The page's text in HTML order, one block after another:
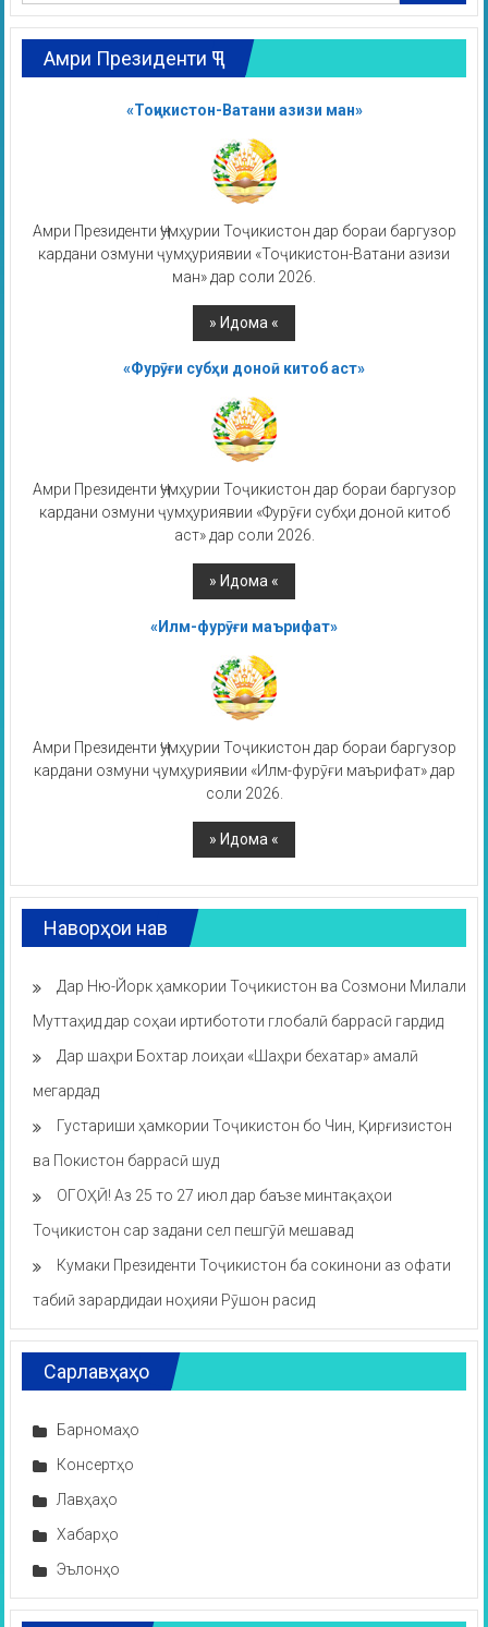
Амри Президенти ҶТ
«Тоҷикистон-Ватани азизи ман»
Амри Президенти Ҷумҳурии Тоҷикистон дар бораи баргузор
кардани озмуни ҷумҳуриявии «Тоҷикистон-Ватани азизи
ман» дар соли 2026.
«Фурӯғи субҳи доноӣ китоб аст»
Амри Президенти Ҷумҳурии Тоҷикистон дар бораи баргузор
кардани озмуни ҷумҳуриявии «Фурӯғи субҳи доноӣ китоб
аст» дар соли 2026.
«Илм-фурӯғи маърифат»
Амри Президенти Ҷумҳурии Тоҷикистон дар бораи баргузор
кардани озмуни ҷумҳуриявии «Илм-фурӯғи маърифат» дар
соли 2026.
Наворҳои нав
Дар Ню-Йорк ҳамкории Тоҷикистон ва Созмони Милали
Муттаҳид дар соҳаи иртибототи глобалӣ баррасӣ гардид
Дар шаҳри Бохтар лоиҳаи «Шаҳри бехатар» амалӣ
мегардад
Густариши ҳамкории Тоҷикистон бо Чин, Қирғизистон
ва Покистон баррасӣ шуд
ОГОҲӢ! Аз 25 то 27 июл дар баъзе минтақаҳои
Тоҷикистон сар задани сел пешгӯӣ мешавад
Кумаки Президенти Тоҷикистон ба сокинони аз офати
табиӣ зарардидаи ноҳияи Рӯшон расид
Сарлавҳаҳо
Барномаҳо
Консертҳо
Лавҳаҳо
Хабарҳо
Эълонҳо